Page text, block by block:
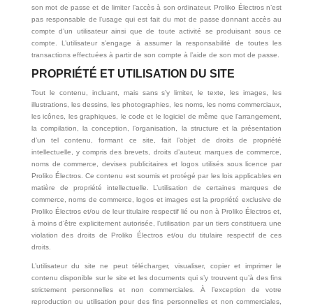
son mot de passe et de limiter l’accès à son ordinateur. Proliko Électros n’est
pas responsable de l’usage qui est fait du mot de passe donnant accès au
compte d’un utilisateur ainsi que de toute activité se produisant sous ce
compte. L’utilisateur s’engage à assumer la responsabilité de toutes les
transactions effectuées à partir de son compte à l’aide de son mot de passe.
PROPRIÉTÉ ET UTILISATION DU SITE
Tout le contenu, incluant, mais sans s’y limiter, le texte, les images, les
illustrations, les dessins, les photographies, les noms, les noms commerciaux,
les icônes, les graphiques, le code et le logiciel de même que l’arrangement,
la compilation, la conception, l’organisation, la structure et la présentation
d’un tel contenu, formant ce site, fait l’objet de droits de propriété
intellectuelle, y compris des brevets, droits d’auteur, marques de commerce,
noms de commerce, devises publicitaires et logos utilisés sous licence par
Proliko Électros. Ce contenu est soumis et protégé par les lois applicables en
matière de propriété intellectuelle. L’utilisation de certaines marques de
commerce, noms de commerce, logos et images est la propriété exclusive de
Proliko Électros et/ou de leur titulaire respectif lié ou non à Proliko Électros et,
à moins d’être explicitement autorisée, l’utilisation par un tiers constituera une
violation des droits de Proliko Électros et/ou du titulaire respectif de ces
droits.
L’utilisateur du site ne peut télécharger, visualiser, copier et imprimer le
contenu disponible sur le site et les documents qui s’y trouvent qu’à des fins
strictement personnelles et non commerciales. À l’exception de votre
reproduction ou utilisation pour des fins personnelles et non commerciales,